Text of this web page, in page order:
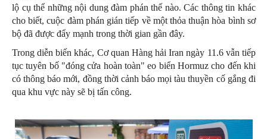
lộ cụ thể những nội dung đàm phán thế nào. Các thông tin khác
cho biết, cuộc đàm phán gián tiếp về một thỏa thuận hòa bình sơ
bộ đã được đẩy mạnh trong thời gian gần đây.
Trong diễn biến khác, Cơ quan Hàng hải Iran ngày 11.6 vẫn tiếp
tục tuyên bố "đóng cửa hoàn toàn" eo biển Hormuz cho đến khi
có thông báo mới, đồng thời cảnh báo mọi tàu thuyền cố gắng đi
qua khu vực này sẽ bị tấn công.